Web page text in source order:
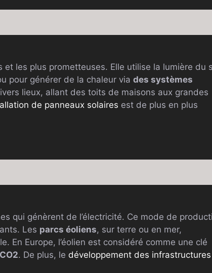
les plus prometteuses. Elle utilise la lumière du
pour générer de la chaleur via des systèmes
lieux, allant des toits de maisons aux grandes
de panneaux solaires est de plus en plus
qui génèrent de l’électricité. Ce mode de
Les parcs éoliens, sur terre ou en mer,
En Europe, l’éolien est considéré comme une clé
CO2. De plus, le développement des infrastructures